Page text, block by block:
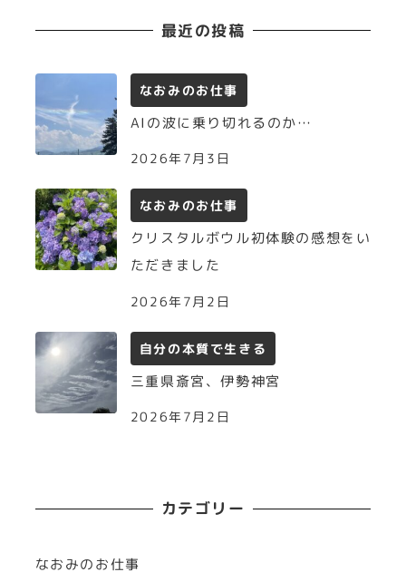
最近の投稿
なおみのお仕事
AIの波に乗り切れるのか…
2026年7月3日
なおみのお仕事
クリスタルボウル初体験の感想をい
ただきました
2026年7月2日
自分の本質で生きる
三重県斎宮、伊勢神宮
2026年7月2日
カテゴリー
なおみのお仕事